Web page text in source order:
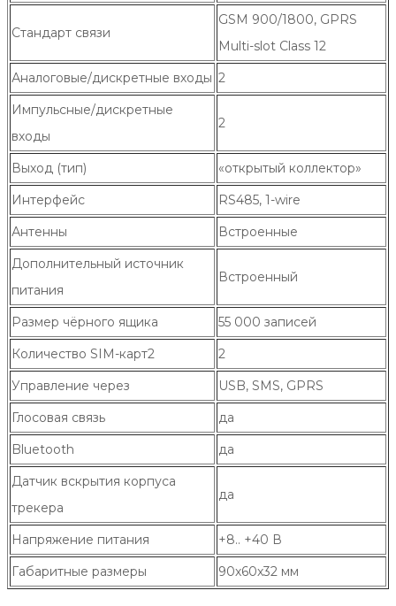
Стандарт связи
GSM 900/1800, GPRS
Multi-slot Class 12
Аналоговые/дискретные входы 2
Импульсные/дискретные
входы
2
Выход (тип)
«открытый коллектор»
Интерфейс
RS485, 1-wire
Антенны
Встроенные
Дополнительный источник
питания
Встроенный
Размер чёрного ящика
55 000 записей
Количество SIM-карт2
2
Управление через
USB, SMS, GPRS
Глосовая связь
да
Bluetooth
да
Датчик вскрытия корпуса
трекера
да
Напряжение питания
+8.. +40 В
Габаритные размеры
90х60х32 мм